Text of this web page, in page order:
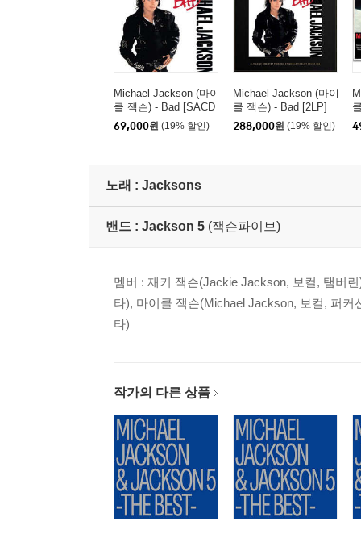
Michael Jackson (마이
클 잭슨) - Bad [SACD
Hybrid]
69,000원 (19% 할인)
Michael Jackson (마이
클 잭슨) - Bad [2LP]
288,000원 (19% 할인)
노래 : Jacksons
밴드 : Jackson 5 (잭슨파이브)
멤버 : 재키 잭슨(Jackie Jackson, 보컬, 탬버
타), 마이클 잭슨(Michael Jackson, 보컬, 퍼
타)
작가의 다른 상품